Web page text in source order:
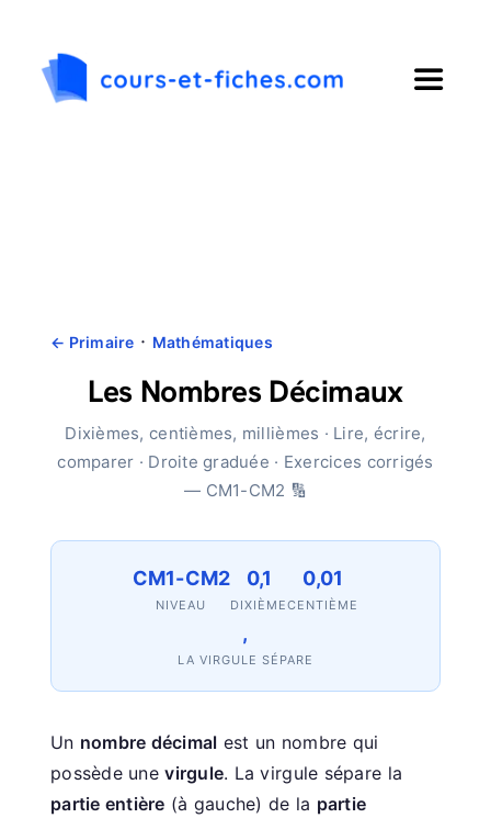
contenu
Toggle
← Primaire · Mathématiques
Les Nombres Décimaux
Dixièmes, centièmes, millièmes · Lire, écrire,
comparer · Droite graduée · Exercices corrigés
— CM1-CM2 🔢
CM1-CM2
NIVEAU
0,1
DIXIÈME
0,01
CENTIÈME
,
LA VIRGULE SÉPARE
Un nombre décimal est un nombre qui
possède unevirgule. La virgule sépare la
partie entière (à gauche) de la partie